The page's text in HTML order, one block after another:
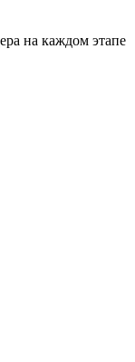
на каждом этапе